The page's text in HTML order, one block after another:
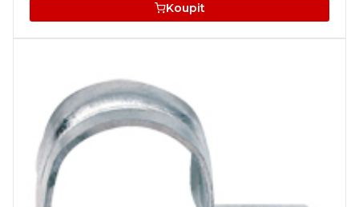
Koupit